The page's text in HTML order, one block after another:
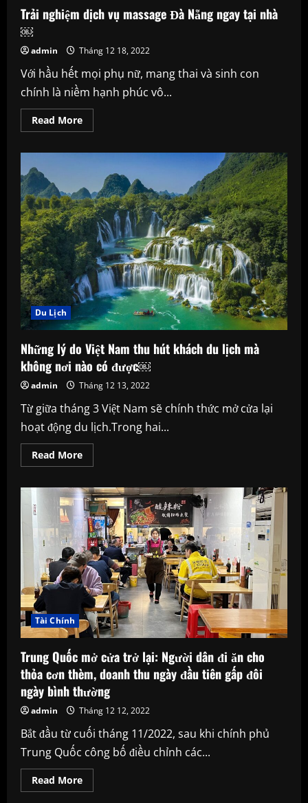
Trải nghiệm dịch vụ massage Đà Nẵng ngay tại nhà
￼
admin Tháng 12 18, 2022
Với hầu hết mọi phụ nữ, mang thai và sinh con
chính là niềm hạnh phúc vô...
Read MoreRead
more
massage
Đà
Nẵng
ngay
tại
nhà
￼
</a>
Du Lịch
Những lý do Việt Nam thu hút khách du lịch mà
không nơi nào có được￼
admin Tháng 12 13, 2022
Từ giữa tháng 3 Việt Nam sẽ chính thức mở cửa lại
hoạt động du lịch.Trong hai...
Read MoreRead
more
lý
do
Việt
Nam
thu
hút
khách
du
lịch
mà
không
nơi
nào
có
được
Tài Chính
Trung Quốc mở cửa trở lại: Người dân đi ăn cho
thỏa cơn thèm, doanh thu ngày đầu tiên gấp đôi
ngày bình thường
admin Tháng 12 12, 2022
Bắt đầu từ cuối tháng 11/2022, sau khi chính phủ
Trung Quốc công bố điều chỉnh các...
Read MoreRead
more